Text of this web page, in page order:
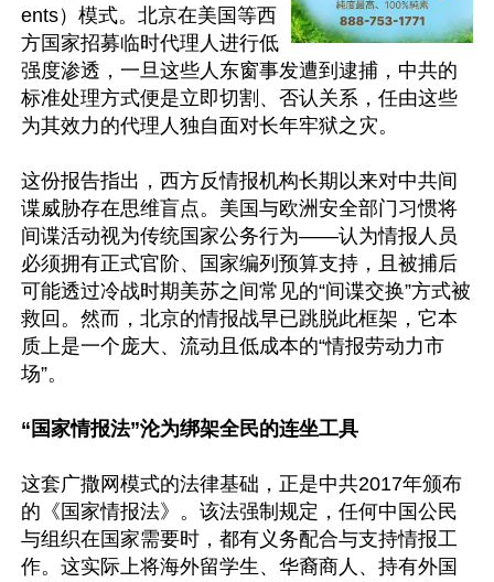
ents）模式。北京在美国等西
方国家招募临时代理人进行低
强度渗透，一旦这些人东窗事发遭到逮捕，中共的
标准处理方式便是立即切割、否认关系，任由这些
为其效力的代理人独自面对长年牢狱之灾。
这份报告指出，西方反情报机构长期以来对中共间
谍威胁存在思维盲点。美国与欧洲安全部门习惯将
间谍活动视为传统国家公务行为——认为情报人员
必须拥有正式官阶、国家编列预算支持，且被捕后
可能透过冷战时期美苏之间常见的“间谍交换”方式被
救回。然而，北京的情报战早已跳脱此框架，它本
质上是一个庞大、流动且低成本的“情报劳动力市
场”。
“国家情报法”沦为绑架全民的连坐工具
这套广撒网模式的法律基础，正是中共2017年颁布
的《国家情报法》。该法强制规定，任何中国公民
与组织在国家需要时，都有义务配合与支持情报工
作。这实际上将海外留学生、华裔商人、持有外国